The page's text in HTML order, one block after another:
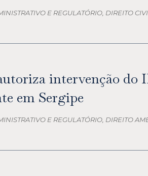
E REGULATÓRIO, DIREITO
intervenção do
em Sergipe
E REGULATÓRIO, DIREITO